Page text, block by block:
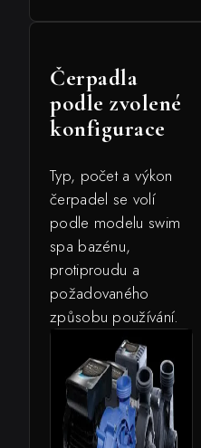
Čerpadla
podle zvolené
konfigurace
Typ, počet a výkon
čerpadel se volí
podle modelu swim
spa bazénu,
protiproudu a
požadovaného
způsobu používání.